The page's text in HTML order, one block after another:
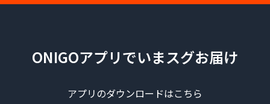
ONIGOアプリでいまスグお届け
アプリのダウンロードはこちら